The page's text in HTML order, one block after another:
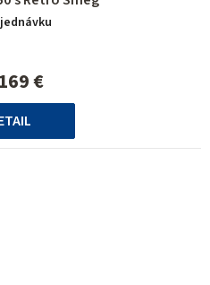
hodnotenie
produktu
z
5
hviezdičiek.
169 €